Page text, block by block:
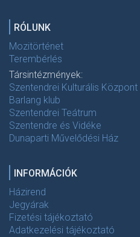
RÓLUNK
Mozitörténet
Terembérlés
Társintézmények:
Szentendrei Kulturális Központ
Barlang klub
Szentendrei Teátrum
Szentendre és Vidéke
Dunaparti Művelődési Ház
INFORMÁCIÓK
Házirend
Jegyárak
Fizetési tájékoztató
Adatkezelési tájékoztató